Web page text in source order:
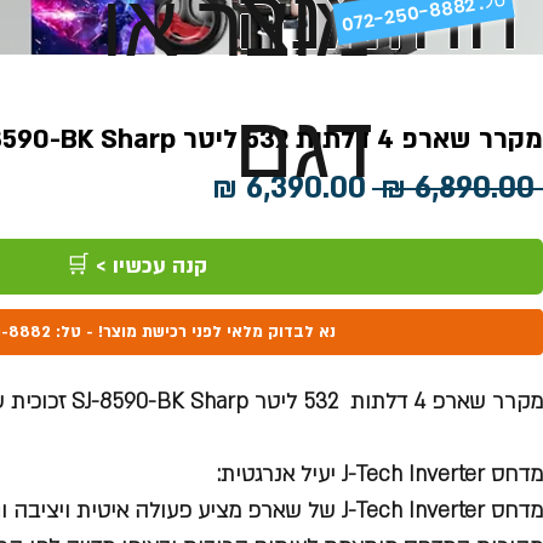
מוצר או
דגם
מקרר שארפ 4 דלתות 532 ליטר SJ-8590-BK Sharp זכוכית שחורה
‏6,890.00 ‏₪
מחיר
רגיל
מבצע
קנה עכשיו > 🛒
נא לבדוק מלאי לפני רכישת מוצר! - טל: 072-250-8882
מקרר שארפ 4 דלתות 532 ליטר SJ-8590-BK Sharp זכוכית שחורה
מדחס J-Tech Inverter יעיל אנרגטית:
מדחס J-Tech Inverter של שארפ מציע פעולה איטית ויציבה וחסכון ניכר באנרגיה
072-250-8882 .